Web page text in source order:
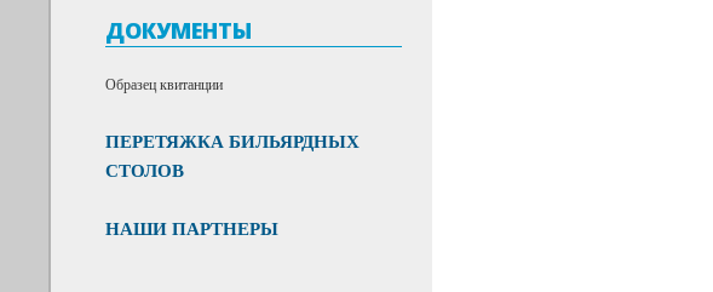
ДОКУМЕНТЫ
Образец квитанции
ПЕРЕТЯЖКА БИЛЬЯРДНЫХ
СТОЛОВ
НАШИ ПАРТНЕРЫ